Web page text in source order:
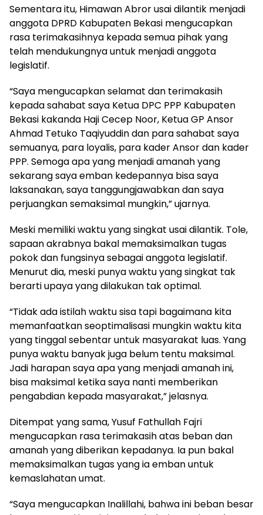
Sementara itu, Himawan Abror usai dilantik menjadi
anggota DPRD Kabupaten Bekasi mengucapkan
rasa terimakasihnya kepada semua pihak yang
telah mendukungnya untuk menjadi anggota
legislatif.
“Saya mengucapkan selamat dan terimakasih
kepada sahabat saya Ketua DPC PPP Kabupaten
Bekasi kakanda Haji Cecep Noor, Ketua GP Ansor
Ahmad Tetuko Taqiyuddin dan para sahabat saya
semuanya, para loyalis, para kader Ansor dan kader
PPP. Semoga apa yang menjadi amanah yang
sekarang saya emban kedepannya bisa saya
laksanakan, saya tanggungjawabkan dan saya
perjuangkan semaksimal mungkin,” ujarnya.
Meski memiliki waktu yang singkat usai dilantik. Tole,
sapaan akrabnya bakal memaksimalkan tugas
pokok dan fungsinya sebagai anggota legislatif.
Menurut dia, meski punya waktu yang singkat tak
berarti upaya yang dilakukan tak optimal.
“Tidak ada istilah waktu sisa tapi bagaimana kita
memanfaatkan seoptimalisasi mungkin waktu kita
yang tinggal sebentar untuk masyarakat luas. Yang
punya waktu banyak juga belum tentu maksimal.
Jadi harapan saya apa yang menjadi amanah ini,
bisa maksimal ketika saya nanti memberikan
pengabdian kepada masyarakat,” jelasnya.
Ditempat yang sama, Yusuf Fathullah Fajri
mengucapkan rasa terimakasih atas beban dan
amanah yang diberikan kepadanya. Ia pun bakal
memaksimalkan tugas yang ia emban untuk
kemaslahatan umat.
“Saya mengucapkan Inalillahi, bahwa ini beban besar